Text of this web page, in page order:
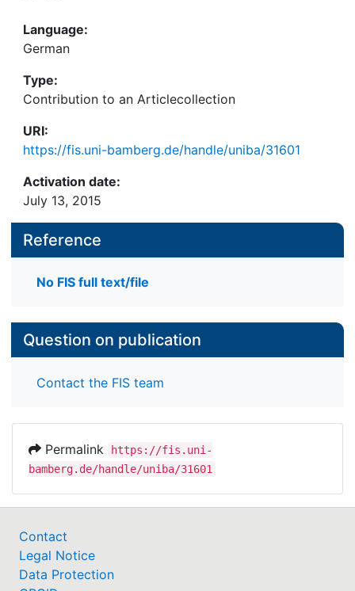
Language:
German
Type:
Contribution to an Articlecollection
URI:
https://fis.uni-bamberg.de/handle/uniba/31601
Activation date:
July 13, 2015
Reference
No FIS full text/file
Question on publication
Contact the FIS team
Permalink
https://fis.uni-
bamberg.de/handle/uniba/31601
Contact
Legal Notice
Data Protection